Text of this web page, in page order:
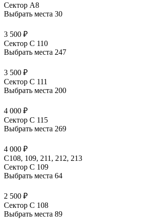
Сектор A8
Выбрать места 30
3 500 ₽
Сектор C 110
Выбрать места 247
3 500 ₽
Сектор C 111
Выбрать места 200
4 000 ₽
Сектор C 115
Выбрать места 269
4 000 ₽
С108, 109, 211, 212, 213
Сектор C 109
Выбрать места 64
2 500 ₽
Сектор C 108
Выбрать места 89